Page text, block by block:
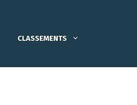
CLASSEMENTS